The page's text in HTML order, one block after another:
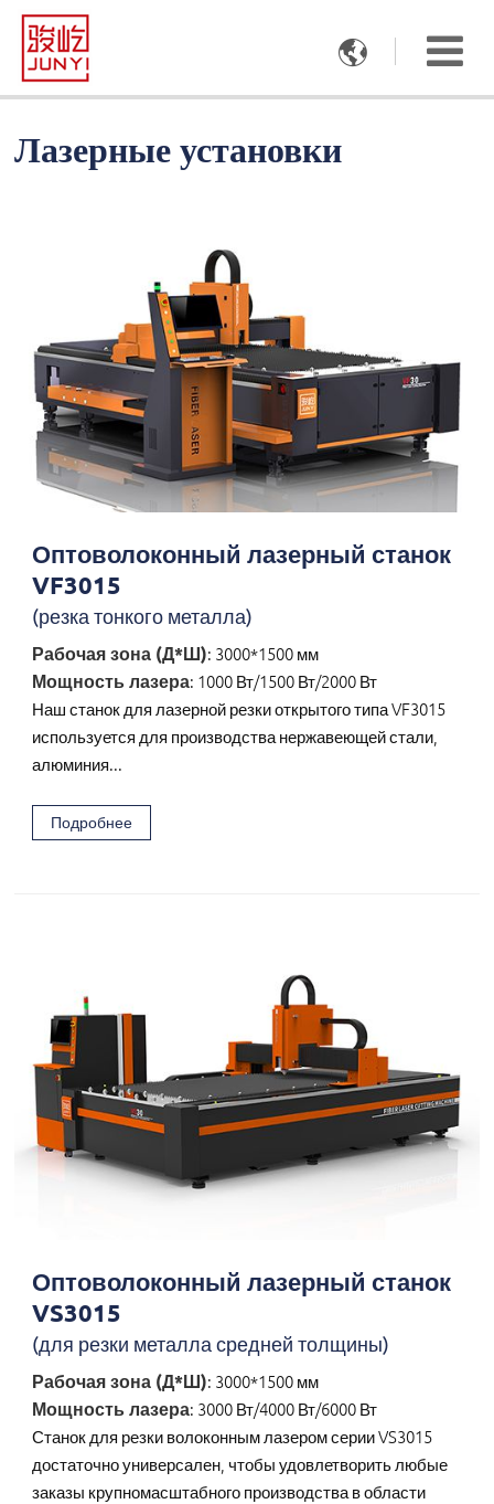

Лазерные установки
Оптоволоконный лазерный станок
VF3015
(резка тонкого металла)
Рабочая зона (Д*Ш): 3000*1500 мм
Мощность лазера: 1000 Вт/1500 Вт/2000 Вт
Наш станок для лазерной резки открытого типа VF3015
используется для производства нержавеющей стали,
алюминия...
Подробнее
Оптоволоконный лазерный станок
VS3015
(для резки металла средней толщины)
Рабочая зона (Д*Ш): 3000*1500 мм
Мощность лазера: 3000 Вт/4000 Вт/6000 Вт
Станок для резки волоконным лазером серии VS3015
достаточно универсален, чтобы удовлетворить любые
заказы крупномасштабного производства в области